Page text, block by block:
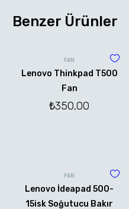
Benzer Ürünler
FAN
Lenovo Thinkpad T500
Fan
₺350,00
FAN
Lenovo İdeapad 500-
15isk Soğutucu Bakır